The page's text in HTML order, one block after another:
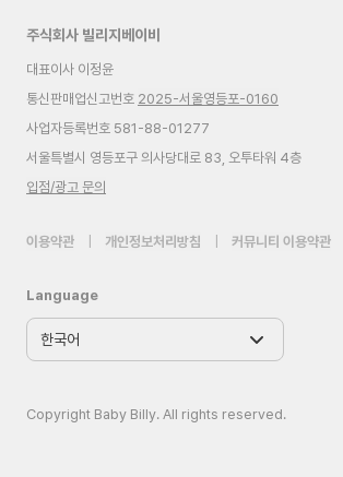
주식회사 빌리지베이비
대표이사 이정윤
통신판매업신고번호 2025-서울영등포-0160
사업자등록번호 581-88-01277
서울특별시 영등포구 의사당대로 83, 오투타워 4층
입점/광고 문의
이용약관 개인정보처리방침 커뮤니티 이용약관
Language
Copyright Baby Billy. All rights reserved.